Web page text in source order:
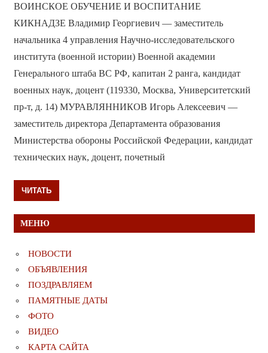
ВОИНСКОЕ ОБУЧЕНИЕ И ВОСПИТАНИЕ
КИКНАДЗЕ Владимир Георгиевич — заместитель
начальника 4 управления Научно-исследовательского
института (военной истории) Военной академии
Генерального штаба ВС РФ, капитан 2 ранга, кандидат
военных наук, доцент (119330, Москва, Университетский
пр-т, д. 14) МУРАВЛЯННИКОВ Игорь Алексеевич —
заместитель директора Департамента образования
Министерства обороны Российской Федерации, кандидат
технических наук, доцент, почетный
ЧИТАТЬ
МЕНЮ
НОВОСТИ
ОБЪЯВЛЕНИЯ
ПОЗДРАВЛЯЕМ
ПАМЯТНЫЕ ДАТЫ
ФОТО
ВИДЕО
КАРТА САЙТА